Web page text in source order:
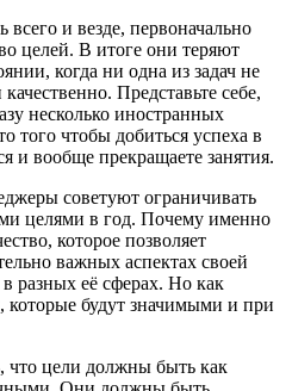
всего и везде, первоначально
целей. В итоге они теряют
когда ни одна из задач не
Представьте себе,
несколько иностранных
того чтобы добиться успеха в
и вообще прекращаете занятия.
советуют ограничивать
целями в год. Почему именно
которое позволяет
важных аспектах своей
разных её сферах. Но как
которые будут значимыми и при
что цели должны быть как